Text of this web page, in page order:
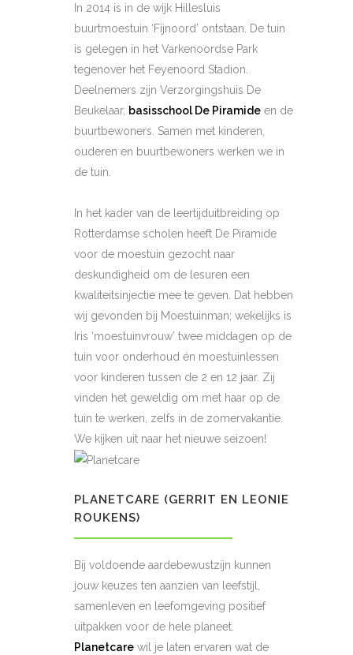
In 2014 is in de wijk Hillesluis
buurtmoestuin ‘Fijnoord’ ontstaan. De tuin
is gelegen in het Varkenoordse Park
tegenover het Feyenoord Stadion.
Deelnemers zijn Verzorgingshuis De
Beukelaar, basisschool De Piramide en de
buurtbewoners. Samen met kinderen,
ouderen en buurtbewoners werken we in
de tuin.
In het kader van de leertijduitbreiding op
Rotterdamse scholen heeft De Piramide
voor de moestuin gezocht naar
deskundigheid om de lesuren een
kwaliteitsinjectie mee te geven. Dat hebben
wij gevonden bij Moestuinman; wekelijks is
Iris ‘moestuinvrouw’ twee middagen op de
tuin voor onderhoud én moestuinlessen
voor kinderen tussen de 2 en 12 jaar. Zij
vinden het geweldig om met haar op de
tuin te werken, zelfs in de zomervakantie.
We kijken uit naar het nieuwe seizoen!
PLANETCARE (GERRIT EN LEONIE
ROUKENS)
Bij voldoende aardebewustzijn kunnen
jouw keuzes ten aanzien van leefstijl,
samenleven en leefomgeving positief
uitpakken voor de hele planeet.
Planetcare wil je laten ervaren wat de